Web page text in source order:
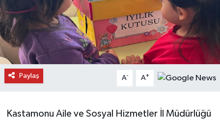
Paylaş A- A+
Kastamonu Aile ve Sosyal Hizmetler İl Müdürlüğü
Devrekani Haberleri
Doğanyurt Haberleri
Hanönü Haberleri
İhsangazi Haberleri